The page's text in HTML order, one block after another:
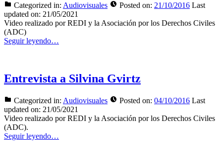
Categorized in: Audiovisuales Posted on: 21/10/2016 Last
updated on: 21/05/2021
Video realizado por REDI y la Asociación por los Derechos Civiles
(ADC)
Seguir leyendo…
Entrevista a Silvina Gvirtz
Categorized in: Audiovisuales Posted on: 04/10/2016 Last
updated on: 21/05/2021
Video realizado por REDI y la Asociación por los Derechos Civiles
(ADC).
Seguir leyendo…